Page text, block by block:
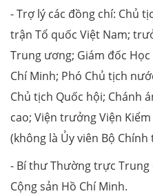
- Trợ lý các đồng chí: Chủ
trận Tổ quốc Việt Nam;
Trung ương; Giám đốc
Chí Minh; Phó Chủ tịch
Chủ tịch Quốc hội; Chánh
cao; Viện trưởng Viện
(không là Ủy viên Bộ
- Bí thư Thường trực
Cộng sản Hồ Chí Minh.